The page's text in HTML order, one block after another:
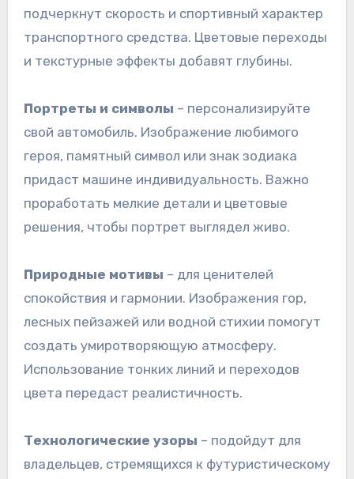
подчеркнут скорость и спортивный характер
транспортного средства. Цветовые переходы
и текстурные эффекты добавят глубины.
Портреты и символы – персонализируйте
свой автомобиль. Изображение любимого
героя, памятный символ или знак зодиака
придаст машине индивидуальность. Важно
проработать мелкие детали и цветовые
решения, чтобы портрет выглядел живо.
Природные мотивы – для ценителей
спокойствия и гармонии. Изображения гор,
лесных пейзажей или водной стихии помогут
создать умиротворяющую атмосферу.
Использование тонких линий и переходов
цвета передаст реалистичность.
Технологические узоры – подойдут для
владельцев, стремящихся к футуристическому